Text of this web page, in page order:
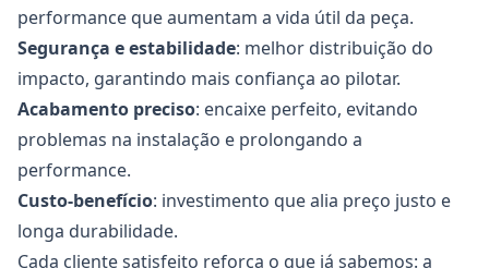
performance que aumentam a vida útil da peça.
Segurança e estabilidade: melhor distribuição do
impacto, garantindo mais confiança ao pilotar.
Acabamento preciso: encaixe perfeito, evitando
problemas na instalação e prolongando a
performance.
Custo-benefício: investimento que alia preço justo e
longa durabilidade.
Cada cliente satisfeito reforça o que já sabemos: a